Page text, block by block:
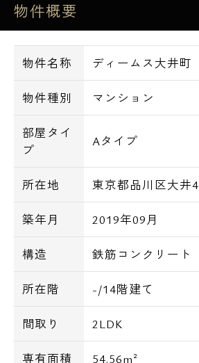
物件概要
物件名称 ディームス大井町
物件種別 マンション
部屋タイ
プ
Aタイプ
所在地 東京都品川区大井
築年月 2019年09月
構造 鉄筋コンクリート
所在階 -/14階建て
間取り 2LDK
専有面積 54.56m²